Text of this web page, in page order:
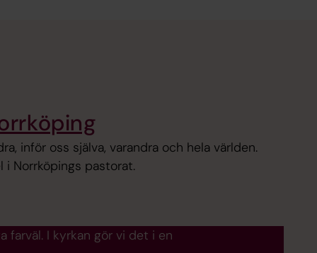
inför oss själva, varandra och hela världen.
i Norrköpings pastorat.
I kyrkan gör vi det i en